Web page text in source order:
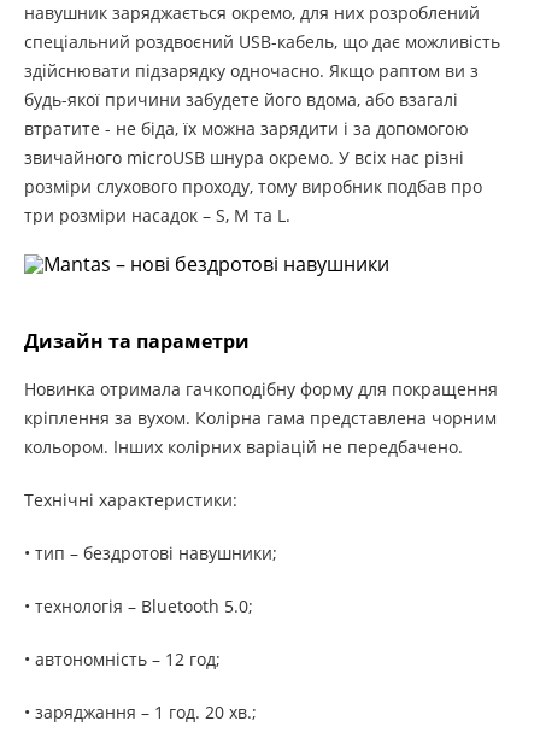
навушник заряджається окремо, для них розроблений
спеціальний роздвоєний USB-кабель, що дає можливість
здійснювати підзарядку одночасно. Якщо раптом ви з
будь-якої причини забудете його вдома, або взагалі
втратите - не біда, їх можна зарядити і за допомогою
звичайного microUSB шнура окремо. У всіх нас різні
розміри слухового проходу, тому виробник подбав про
три розміри насадок – S, M та L.
Дизайн та параметри
Новинка отримала гачкоподібну форму для покращення
кріплення за вухом. Колірна гама представлена ​​чорним
кольором. Інших колірних варіацій не передбачено.
Технічні характеристики:
• тип – бездротові навушники;
• технологія – Bluetooth 5.0;
• автономність – 12 год;
• заряджання – 1 год. 20 хв.;